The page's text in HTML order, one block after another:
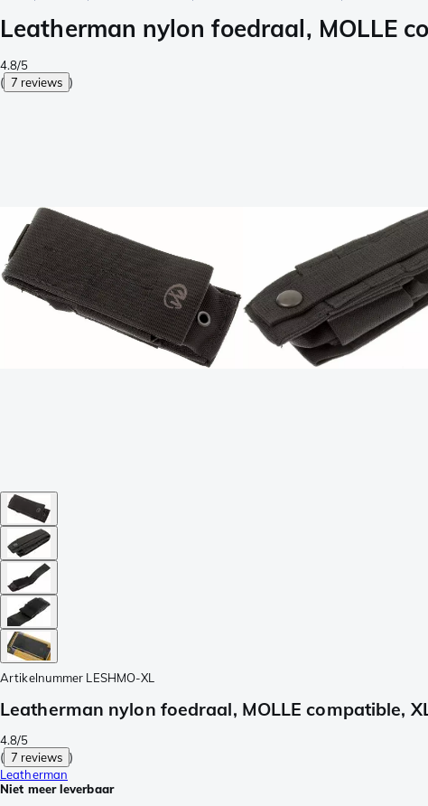
Leatherman nylon foedraal, MOLLE
4.8/5
( 7 reviews )
Artikelnummer LESHMO-XL
Leatherman nylon foedraal, MOLLE compatible,
4.8/5
( 7 reviews )
Leatherman
Niet meer leverbaar